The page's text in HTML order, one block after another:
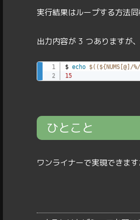
実行結果はループする方法
出力内容が 3 つありますが
$ echo $(( ${NUMS[@] /%/
15
ひとこと
ワンライナーで実現できま